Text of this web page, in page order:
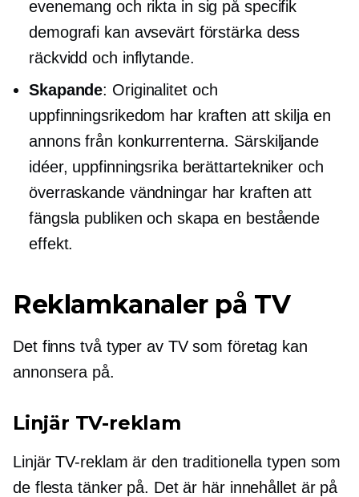
evenemang och rikta in sig på specifik
demografi kan avsevärt förstärka dess
räckvidd och inflytande.
Skapande: Originalitet och
uppfinningsrikedom har kraften att skilja en
annons från konkurrenterna. Särskiljande
idéer, uppfinningsrika berättartekniker och
överraskande vändningar har kraften att
fängsla publiken och skapa en bestående
effekt.
Reklamkanaler på TV
Det finns två typer av TV som företag kan
annonsera på.
Linjär TV-reklam
Linjär TV-reklam är den traditionella typen som
de flesta tänker på. Det är här innehållet är på